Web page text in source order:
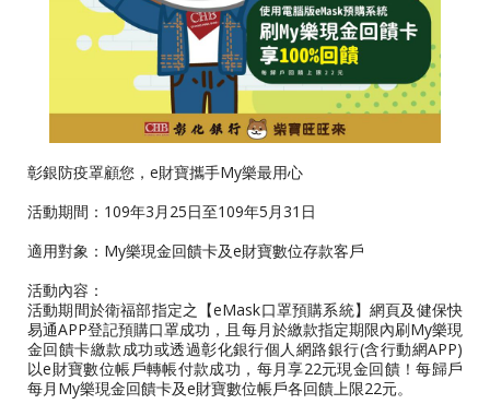
彰銀防疫罩顧您，e財寶攜手My樂最用心
活動期間：109年3月25日至109年5月31日
適用對象：My樂現金回饋卡及e財寶數位存款客戶
活動內容：
活動期間於衛福部指定之【eMask口罩預購系統】網頁及健保快
易通APP登記預購口罩成功，且每月於繳款指定期限內刷My樂現
金回饋卡繳款成功或透過彰化銀行個人網路銀行(含行動網APP)
以e財寶數位帳戶轉帳付款成功，每月享22元現金回饋！每歸戶
每月My樂現金回饋卡及e財寶數位帳戶各回饋上限22元。